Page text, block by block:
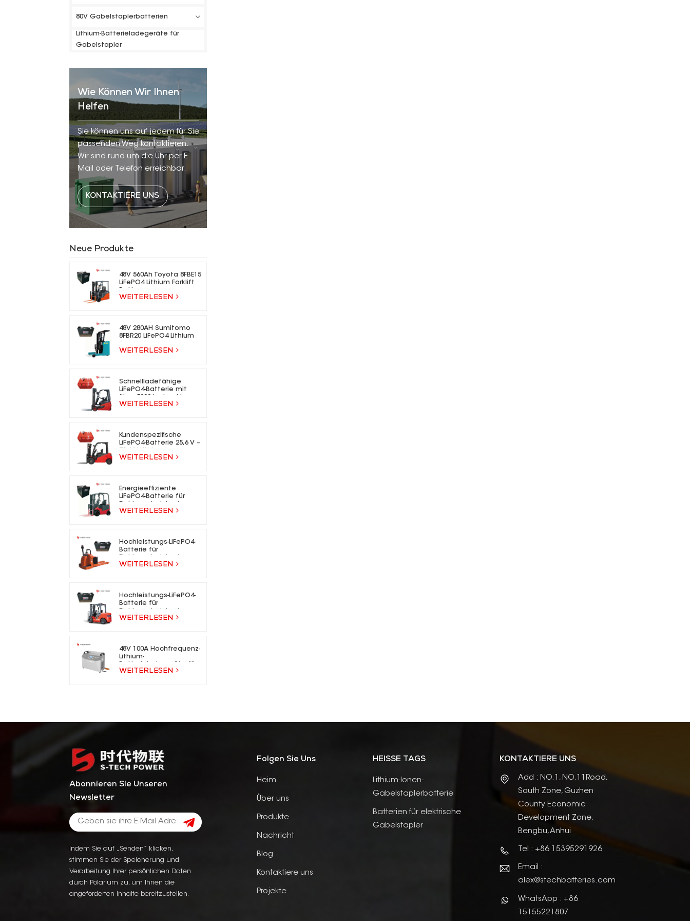
80V Gabelstaplerbatterien
Lithium-Batterieladegeräte für
Gabelstapler
Wie Können Wir Ihnen
Helfen
Sie können uns auf jedem für Sie
passenden Weg kontaktieren.
Wir sind rund um die Uhr per E-
Mail oder Telefon erreichbar.
KONTAKTIERE UNS
Neue Produkte
48V 560Ah Toyota 8FBE15
LiFePO4 Lithium Forklift
WEITERLESEN
48V 280AH Sumitomo
8FBR20 LiFePO4 Lithium
WEITERLESEN
Schnellladefähige
LiFePO4-Batterie mit
für Elektrogabelstapler
WEITERLESEN
Kundenspezifische
LiFePO4-Batterie 25,6 V –
Gabelstaplerbatterie
WEITERLESEN
Energieeffiziente
LiFePO4-Batterie für
WEITERLESEN
Hochleistungs-LiFePO4-
Batterie für
WEITERLESEN
Hochleistungs-LiFePO4-
Batterie für
WEITERLESEN
48V 100A Hochfrequenz-
Lithium-
Gabelstapler
WEITERLESEN
Abonnieren Sie Unseren
Newsletter
Indem Sie auf „Senden“ klicken,
stimmen Sie der Speicherung und
Verarbeitung Ihrer persönlichen Daten
durch Polarium zu, um Ihnen die
angeforderten Inhalte bereitzustellen.
Folgen Sie Uns
Heim
Über uns
Produkte
Nachricht
Blog
Kontaktiere uns
Projekte
HEISSE TAGS
Lithium-Ionen-
Gabelstaplerbatterie
Batterien für elektrische
Gabelstapler
KONTAKTIERE UNS
Add : NO.1, NO.11Road,
South Zone, Guzhen
County Economic
Development Zone,
Bengbu, Anhui
Tel : +86 15395291926
Email :
alex@stechbatteries.com
WhatsApp : +86
15155221807